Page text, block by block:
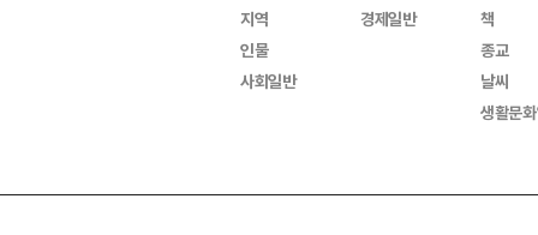
지역
인물
사회일반
경제일반
책
종교
날씨
생활문